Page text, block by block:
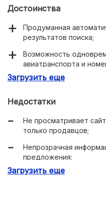
Достоинства
Продуманная
результатов поиска;
Возможность
авиатранспорта и
Удобный и понятный
Загрузить еще
Недостатки
Не просматривает
только продавцов;
Непрозрачная
предложения;
Нет отдельной
Загрузить еще